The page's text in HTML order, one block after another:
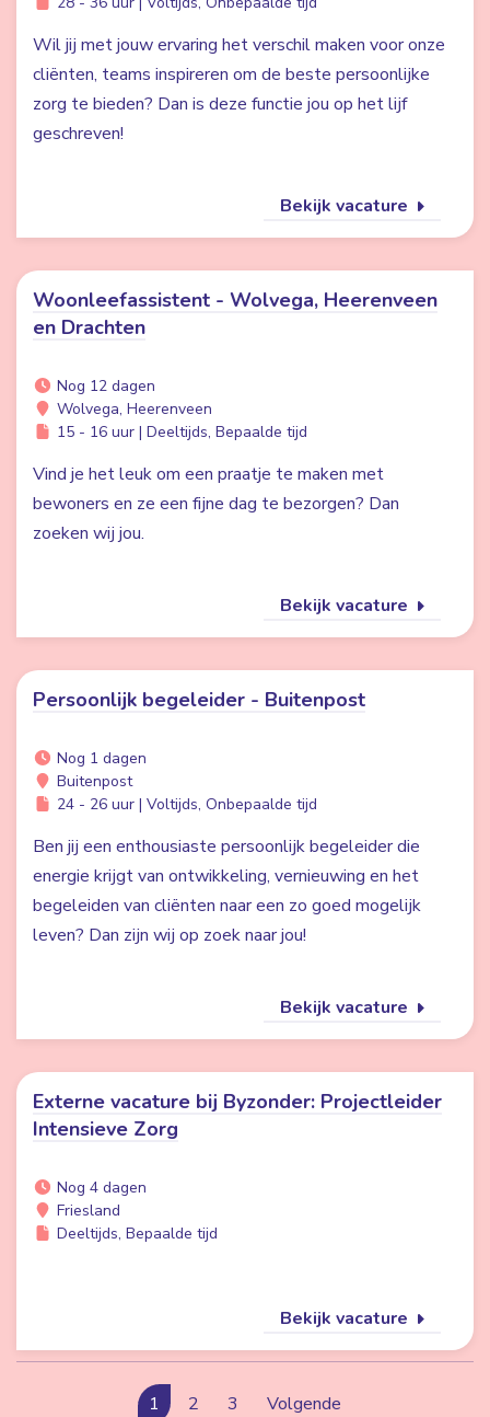
Wil jij met jouw ervaring het verschil maken voor onze
cliënten, teams inspireren om de beste persoonlijke
zorg te bieden? Dan is deze functie jou op het lijf
geschreven!
Bekijk vacature
Woonleefassistent - Wolvega, Heerenveen
en Drachten
Nog 12 dagen
Wolvega, Heerenveen
15 - 16 uur | Deeltijds, Bepaalde tijd
Vind je het leuk om een praatje te maken met
bewoners en ze een fijne dag te bezorgen? Dan
zoeken wij jou.
Bekijk vacature
Persoonlijk begeleider - Buitenpost
Nog 1 dagen
Buitenpost
24 - 26 uur | Voltijds, Onbepaalde tijd
Ben jij een enthousiaste persoonlijk begeleider die
energie krijgt van ontwikkeling, vernieuwing en het
begeleiden van cliënten naar een zo goed mogelijk
leven? Dan zijn wij op zoek naar jou!
Bekijk vacature
Externe vacature bij Byzonder: Projectleider
Intensieve Zorg
Nog 4 dagen
Friesland
Deeltijds, Bepaalde tijd
Bekijk vacature
1 2 3 Volgende